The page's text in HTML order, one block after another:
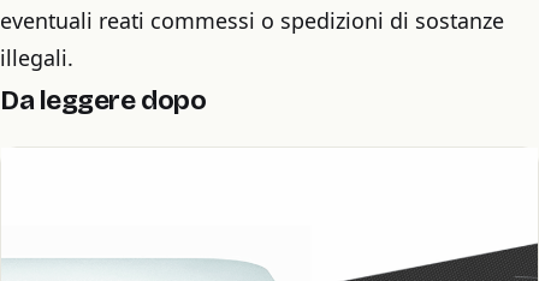
eventuali reati commessi o spedizioni di sostanze
illegali.
Da leggere dopo